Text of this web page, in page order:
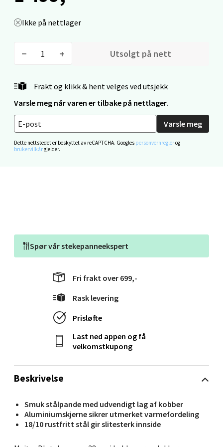
Ikke på nettlager
Utsolgt på nett
Frakt og klikk & hent velges ved utsjekk
Varsle meg når varen er tilbake på nettlager.
Varsle meg
Dette nettstedet er beskyttet av reCAPTCHA. Googles personvernreglerog
brukervilkårgjelder.
Beskrivelse
Smuk stålpande med udvendigt lag af kobber
Aluminiumskjerne sikrer utmerket varmefordeling
18/10 rustfritt stål gir slitesterk innside
Spør vårstekepanneekspert
Fri frakt over 699,-
Rask levering
Prisløfte
Last ned appen og få
velkomstkupong
Fridtjof Nansensgate 22, 8622 Mo i Rana
Åpent i dag 10-18
0 i butikk
Velg
0 i butikk
Molde - Moldetorget
Torget 1, 6413 Molde
Velg